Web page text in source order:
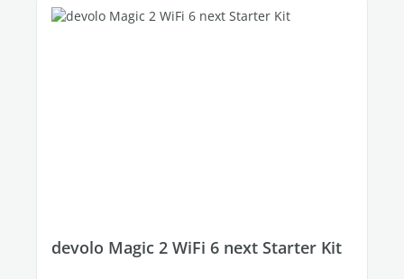
devolo Magic 2 WiFi 6 next Starter Kit